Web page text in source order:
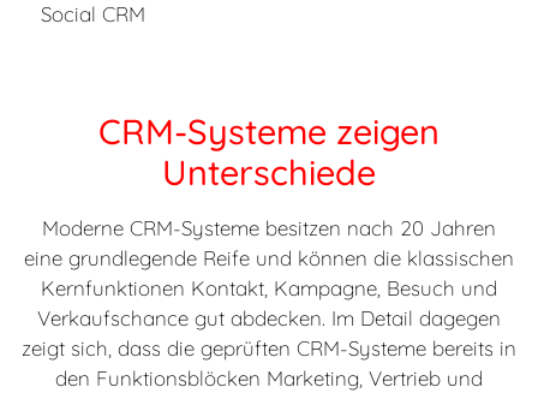
Social CRM
CRM-Systeme zeigen
Unterschiede
Moderne CRM-Systeme besitzen nach 20 Jahren
eine grundlegende Reife und können die klassischen
Kernfunktionen Kontakt, Kampagne, Besuch und
Verkaufschance gut abdecken. Im Detail dagegen
zeigt sich, dass die geprüften CRM-Systeme bereits in
den Funktionsblöcken Marketing, Vertrieb und